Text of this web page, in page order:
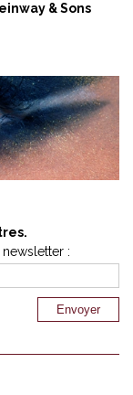
& Sons
: